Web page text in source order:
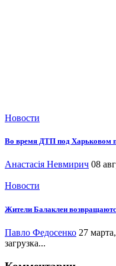
Новости
Во время ДТП под Харьковом
Анастасія Невмирич 08
Новости
Жители Балаклеи
Павло Федосенко 27
загрузка...